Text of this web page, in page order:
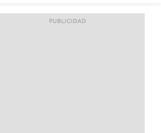
ACCESO FULL - $1.800/MES